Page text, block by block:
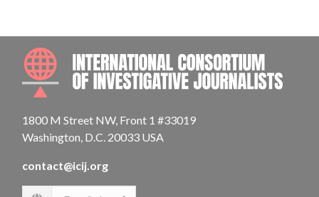
1800 M Street NW, Front 1 #33019
Washington, D.C. 20033 USA
contact@icij.org